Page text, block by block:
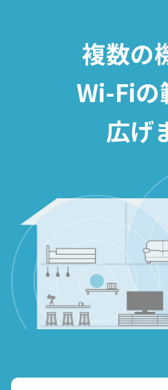
複数の
Wi-Fiの
広げ